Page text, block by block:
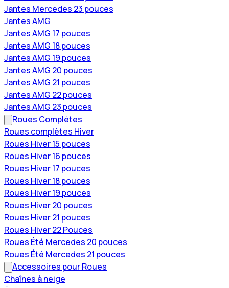
Jantes Mercedes 23 pouces
Jantes AMG
Jantes AMG 17 pouces
Jantes AMG 18 pouces
Jantes AMG 19 pouces
Jantes AMG 20 pouces
Jantes AMG 21 pouces
Jantes AMG 22 pouces
Jantes AMG 23 pouces
Roues Complètes
Roues complètes Hiver
Roues Hiver 15 pouces
Roues Hiver 16 pouces
Roues Hiver 17 pouces
Roues Hiver 18 pouces
Roues Hiver 19 pouces
Roues Hiver 20 pouces
Roues Hiver 21 pouces
Roues Hiver 22 Pouces
Roues Été Mercedes 20 pouces
Roues Été Mercedes 21 pouces
Accessoires pour Roues
Chaînes à neige